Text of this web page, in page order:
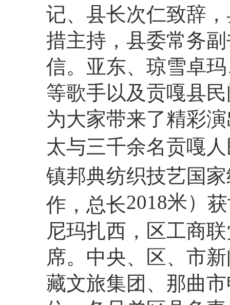
记、县长次仁致辞
措主持，县委常务
信。亚东、琼雪卓
等歌手以及贡嘎县
为大家带来了精彩
太与三千余名贡嘎
镇邦典纺织技艺国
作，总长2018米）
尼玛扎西，区工商
席。中央、区、市
藏文旅集团、那曲